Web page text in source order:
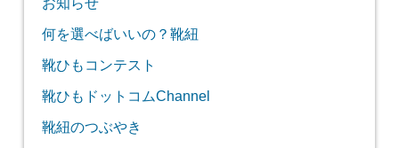
何を選べばいいの？靴紐
靴ひもコンテスト
靴ひもドットコムChannel
靴紐のつぶやき